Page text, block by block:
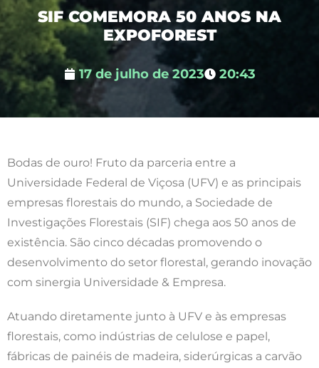
SIF COMEMORA 50 ANOS NA
EXPOFOREST
17 de julho de 2023 20:43
Bodas de ouro! Fruto da parceria entre a
Universidade Federal de Viçosa (UFV) e as principais
empresas florestais do mundo, a Sociedade de
Investigações Florestais (SIF) chega aos 50 anos de
existência. São cinco décadas promovendo o
desenvolvimento do setor florestal, gerando inovação
com sinergia Universidade & Empresa.
Atuando diretamente junto à UFV e às empresas
florestais, como indústrias de celulose e papel,
fábricas de painéis de madeira, siderúrgicas a carvão